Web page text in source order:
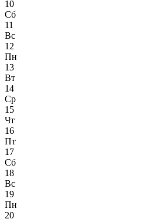
10
Сб
11
Вс
12
Пн
13
Вт
14
Ср
15
Чт
16
Пт
17
Сб
18
Вс
19
Пн
20